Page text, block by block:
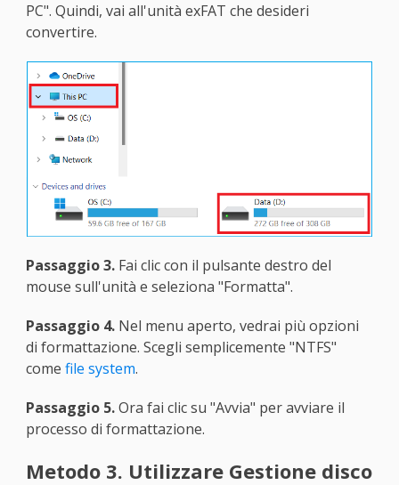
PC". Quindi, vai all'unità exFAT che desideri
convertire.
Passaggio 3.Fai clic con il pulsante destro del
mouse sull'unità e seleziona "Formatta".
Passaggio 4.Nel menu aperto, vedrai più opzioni
di formattazione. Scegli semplicemente "NTFS"
come file system.
Passaggio 5.Ora fai clic su "Avvia" per avviare il
processo di formattazione.
Metodo 3. Utilizzare Gestione disco